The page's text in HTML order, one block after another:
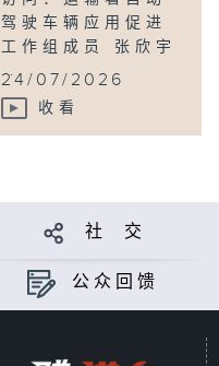
驾驶车辆应用促进
工作组成员 张欣宇
...
24/07/2026
收看
社 交
公众回馈